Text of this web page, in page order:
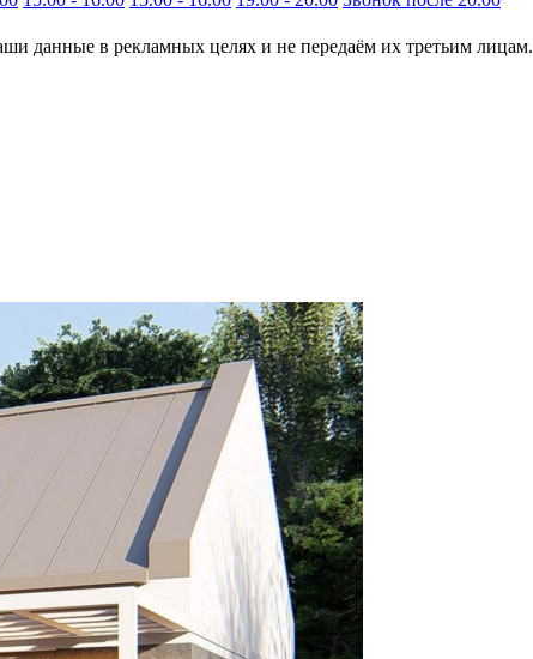
данные в рекламных целях и не передаём их третьим лицам.